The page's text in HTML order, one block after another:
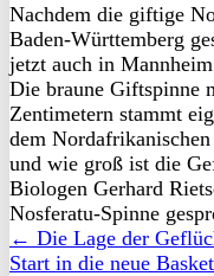
Nachdem die giftige
Baden-Württemberg
jetzt auch in
Die braune Giftspinne
Zentimetern stammt
dem
und wie groß ist die
Biologen Gerhard
Nosferatu-Spinne
← Die Lage der
Start in die neue